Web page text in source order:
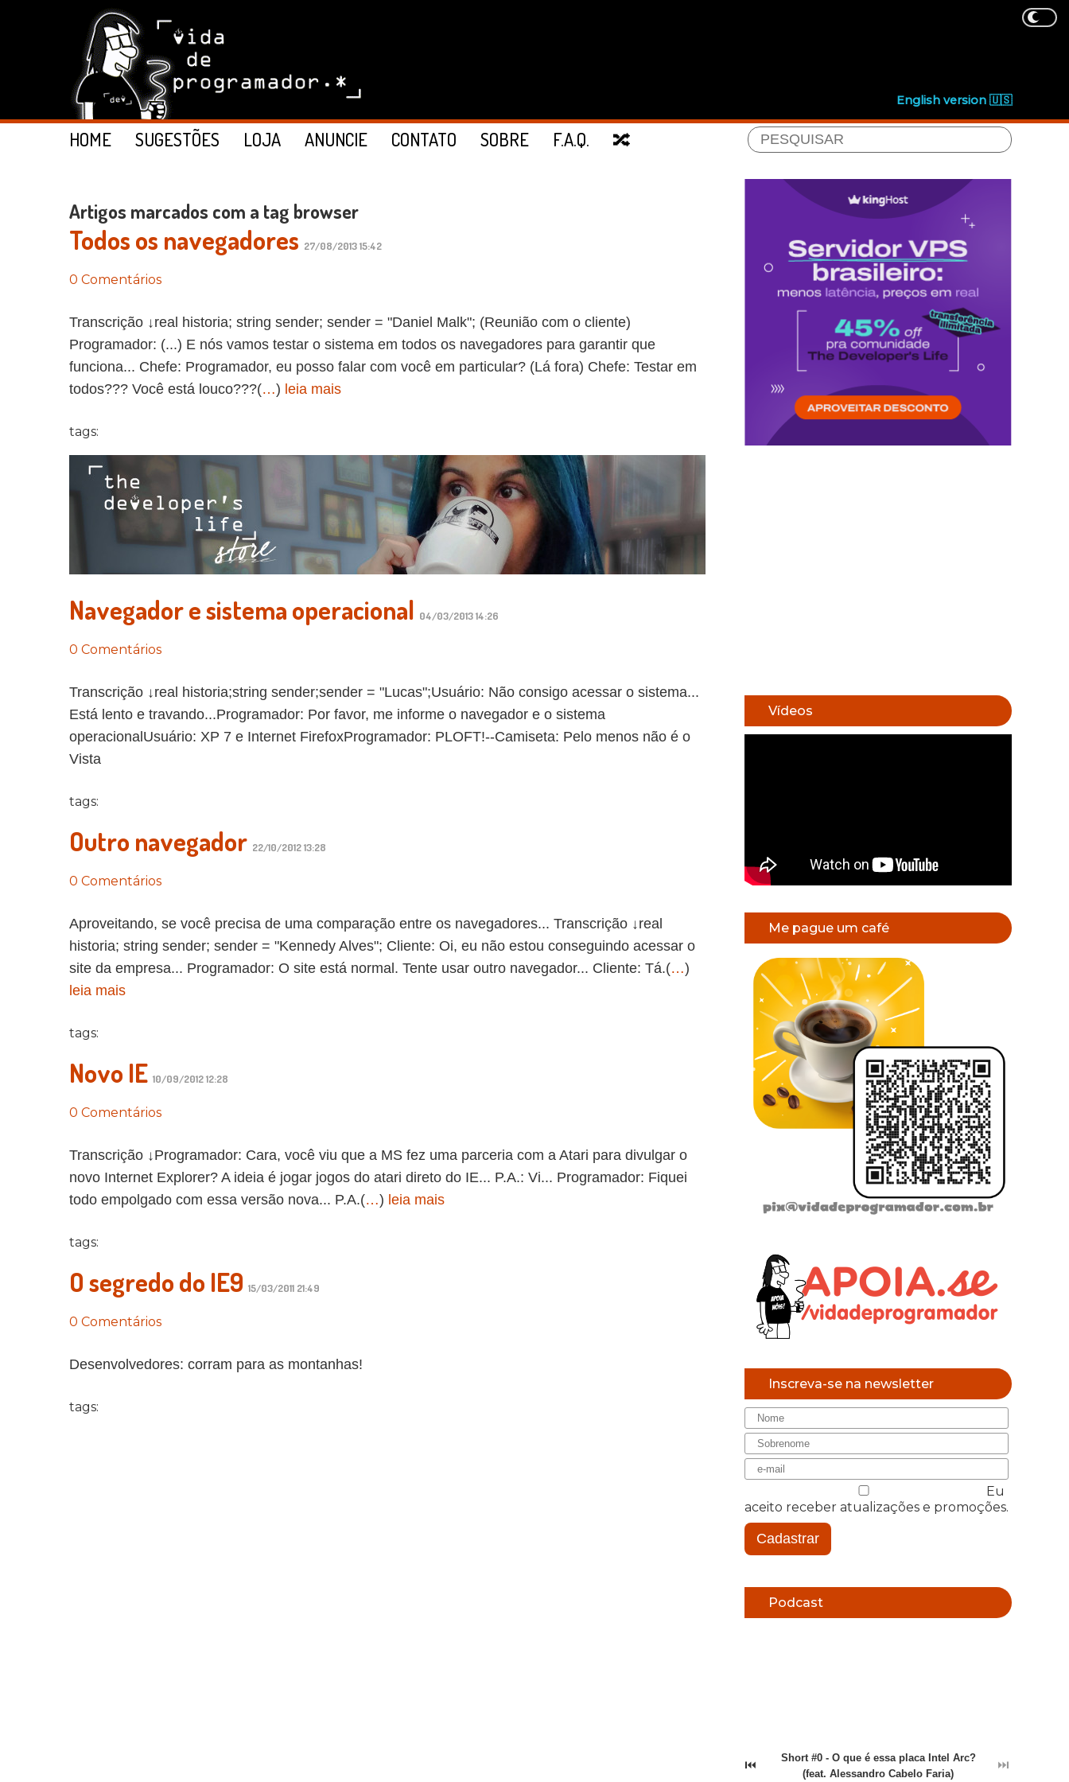
English version 🇺🇸
HOME SUGESTÕES LOJA ANUNCIE CONTATO SOBRE F.A.Q. 🔀
Artigos marcados com a tag browser
Todos os navegadores 27/08/2013 15:42
0 Comentários
Transcrição ↓real historia; string sender; sender = "Daniel Malk"; (Reunião com o cliente)
Programador: (...) E nós vamos testar o sistema em todos os navegadores para garantir que
funciona... Chefe: Programador, eu posso falar com você em particular? (Lá fora) Chefe: Testar em
todos??? Você está louco???(…) leia mais
tags:
Navegador e sistema operacional 04/03/2013 14:26
0 Comentários
Transcrição ↓real historia;string sender;sender = "Lucas";Usuário: Não consigo acessar o sistema...
Está lento e travando...Programador: Por favor, me informe o navegador e o sistema
operacionalUsuário: XP 7 e Internet FirefoxProgramador: PLOFT!--Camiseta: Pelo menos não é o
Vista
tags:
Outro navegador 22/10/2012 13:28
0 Comentários
Aproveitando, se você precisa de uma comparação entre os navegadores... Transcrição ↓real
historia; string sender; sender = "Kennedy Alves"; Cliente: Oi, eu não estou conseguindo acessar o
site da empresa... Programador: O site está normal. Tente usar outro navegador... Cliente: Tá.(…)
leia mais
tags:
Novo IE 10/09/2012 12:28
0 Comentários
Transcrição ↓Programador: Cara, você viu que a MS fez uma parceria com a Atari para divulgar o
novo Internet Explorer? A ideia é jogar jogos do atari direto do IE... P.A.: Vi... Programador: Fiquei
todo empolgado com essa versão nova... P.A.(…) leia mais
tags:
O segredo do IE9 15/03/2011 21:49
0 Comentários
Desenvolvedores: corram para as montanhas!
tags:
Vídeos
Me pague um café
Inscreva-se na newsletter
Eu
aceito receber atualizações e promoções.
Cadastrar
Podcast
⏮
Short #0 - O que é essa placa Intel Arc?
(feat. Alessandro Cabelo Faria)
⏭